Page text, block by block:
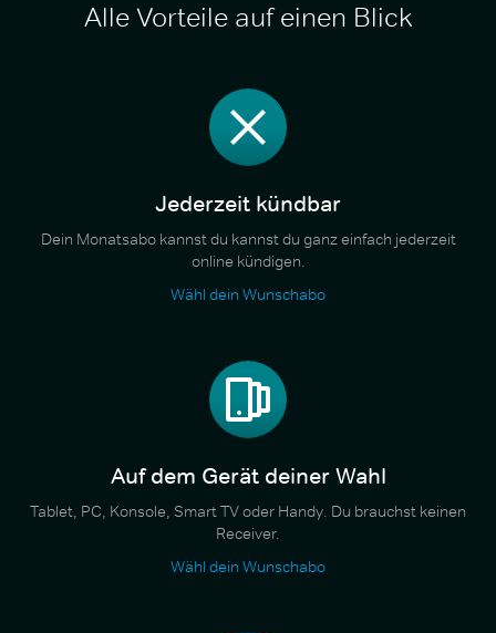
Alle Vorteile auf einen Blick
Jederzeit kündbar
Dein Monatsabo kannst du kannst du ganz einfach jederzeit
online kündigen.
Wähl dein Wunschabo
Auf dem Gerät deiner Wahl
Tablet, PC, Konsole, Smart TV oder Handy. Du brauchst keinen
Receiver.
Wähl dein Wunschabo